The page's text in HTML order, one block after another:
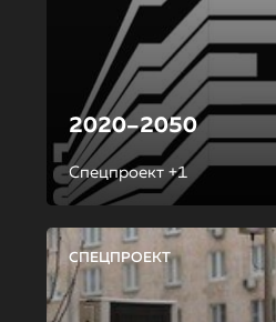
2020–2050
Спецпроект +1
СПЕЦПРОЕКТ